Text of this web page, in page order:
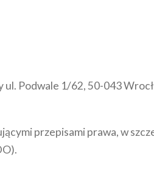
ul. Podwale 1/62, 50-043
przepisami prawa, w